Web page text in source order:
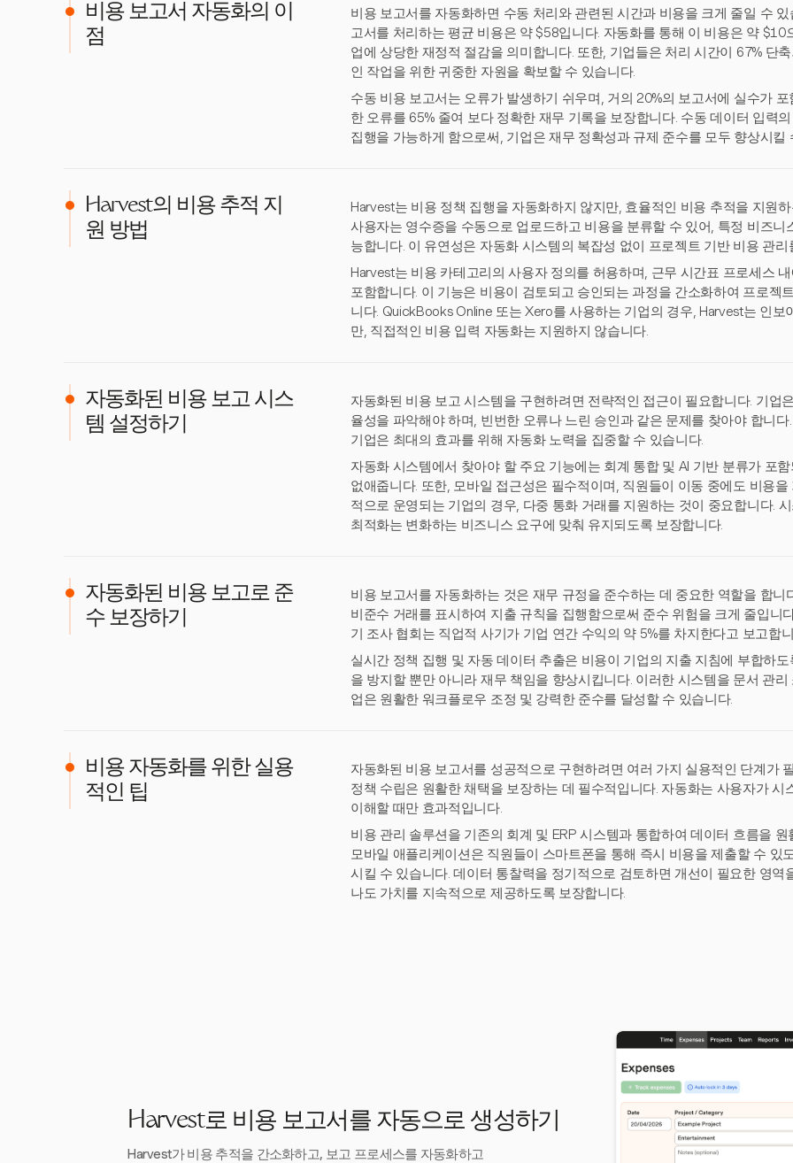
비용 보고서 자동화의 이
점
비용 보고서를 자동화하면 수동 처리와 관련된 시간과 비용을 크게 줄일 수
고서를 처리하는 평균 비용은 약 $58입니다. 자동화를 통해 이 비용은 약 $10
업에 상당한 재정적 절감을 의미합니다. 또한, 기업들은 처리 시간이 67% 단
인 작업을 위한 귀중한 자원을 확보할 수 있습니다.
수동 비용 보고서는 오류가 발생하기 쉬우며, 거의 20%의 보고서에 실수가
한 오류를 65% 줄여 보다 정확한 재무 기록을 보장합니다. 수동 데이터 입력
집행을 가능하게 함으로써, 기업은 재무 정확성과 규제 준수를 모두 향상시킬
Harvest의 비용 추적 지
원 방법
Harvest는 비용 정책 집행을 자동화하지 않지만, 효율적인 비용 추적을 지원
사용자는 영수증을 수동으로 업로드하고 비용을 분류할 수 있어, 특정 비즈니
능합니다. 이 유연성은 자동화 시스템의 복잡성 없이 프로젝트 기반 비용 관
Harvest는 비용 카테고리의 사용자 정의를 허용하며, 근무 시간표 프로세스
포함합니다. 이 기능은 비용이 검토되고 승인되는 과정을 간소화하여 프로젝
니다. QuickBooks Online 또는 Xero를 사용하는 기업의 경우, Harvest는 인보
만, 직접적인 비용 입력 자동화는 지원하지 않습니다.
자동화된 비용 보고 시스
템 설정하기
자동화된 비용 보고 시스템을 구현하려면 전략적인 접근이 필요합니다. 기업
율성을 파악해야 하며, 빈번한 오류나 느린 승인과 같은 문제를 찾아야 합니
기업은 최대의 효과를 위해 자동화 노력을 집중할 수 있습니다.
자동화 시스템에서 찾아야 할 주요 기능에는 회계 통합 및 AI 기반 분류가 포
없애줍니다. 또한, 모바일 접근성은 필수적이며, 직원들이 이동 중에도 비용
적으로 운영되는 기업의 경우, 다중 통화 거래를 지원하는 것이 중요합니다.
최적화는 변화하는 비즈니스 요구에 맞춰 유지되도록 보장합니다.
자동화된 비용 보고로 준
수 보장하기
비용 보고서를 자동화하는 것은 재무 규정을 준수하는 데 중요한 역할을 합니
비준수 거래를 표시하여 지출 규칙을 집행함으로써 준수 위험을 크게 줄입니
기 조사 협회는 직업적 사기가 기업 연간 수익의 약 5%를 차지한다고 보고합
실시간 정책 집행 및 자동 데이터 추출은 비용이 기업의 지출 지침에 부합하
을 방지할 뿐만 아니라 재무 책임을 향상시킵니다. 이러한 시스템을 문서 관
업은 원활한 워크플로우 조정 및 강력한 준수를 달성할 수 있습니다.
비용 자동화를 위한 실용
적인 팁
자동화된 비용 보고서를 성공적으로 구현하려면 여러 가지 실용적인 단계가
정책 수립은 원활한 채택을 보장하는 데 필수적입니다. 자동화는 사용자가 시
이해할 때만 효과적입니다.
비용 관리 솔루션을 기존의 회계 및 ERP 시스템과 통합하여 데이터 흐름을
모바일 애플리케이션은 직원들이 스마트폰을 통해 즉시 비용을 제출할 수 있
시킬 수 있습니다. 데이터 통찰력을 정기적으로 검토하면 개선이 필요한 영역
나도 가치를 지속적으로 제공하도록 보장합니다.
Harvest로 비용 보고서를 자동으로 생성하기
Harvest가 비용 추적을 간소화하고, 보고 프로세스를 자동화하고